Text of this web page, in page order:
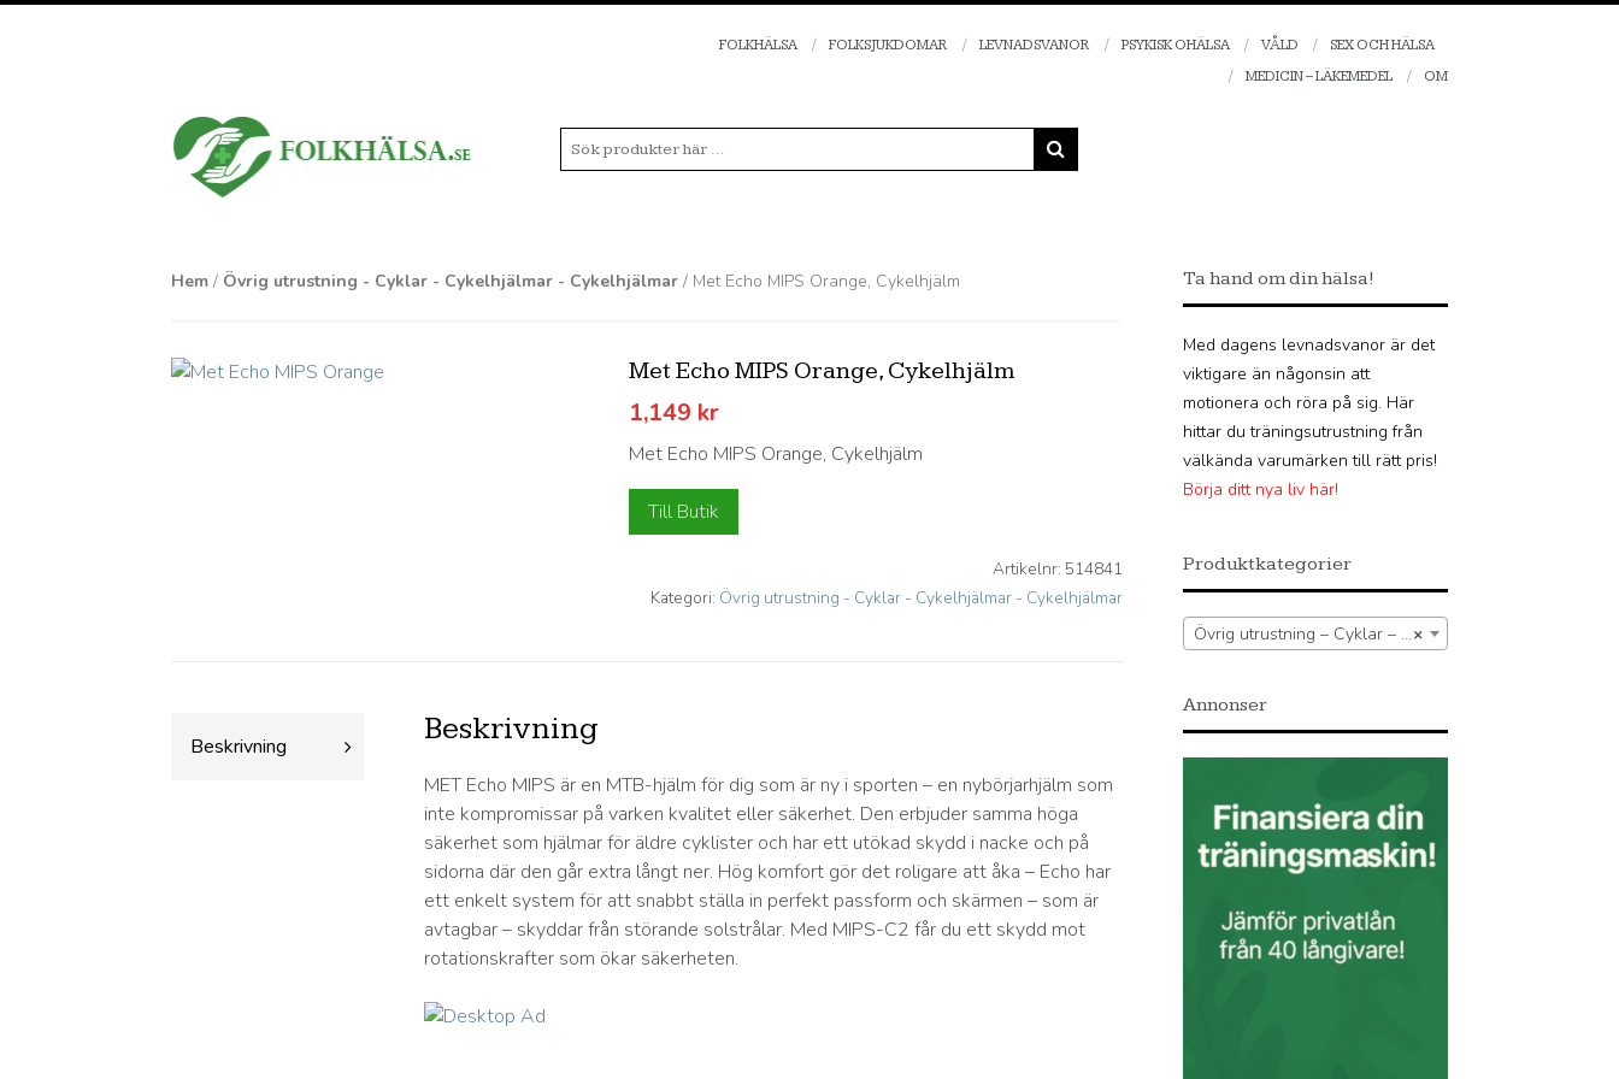
FOLKHÄLSA FOLKSJUKDOMAR LEVNADSVANOR PSYKISK OHÄLSA VÅLD
SEX OCH HÄLSA
MEDICIN – LÄKEMEDEL
OM
Hem / Övrig utrustning - Cyklar - Cykelhjälmar - Cykelhjälmar / Met Echo MIPS Orange, Cykelhjälm
Met Echo MIPS Orange, Cykelhjälm
1,149 kr
Met Echo MIPS Orange, Cykelhjälm
Till Butik
Artikelnr: 514841
Kategori: Övrig utrustning - Cyklar - Cykelhjälmar - Cykelhjälmar
Beskrivning Beskrivning
MET Echo MIPS är en MTB-hjälm för dig som är ny i sporten – en nybörjarhjälm som
inte kompromissar på varken kvalitet eller säkerhet. Den erbjuder samma höga
säkerhet som hjälmar för äldre cyklister och har ett utökad skydd i nacke och på
sidorna där den går extra långt ner. Hög komfort gör det roligare att åka – Echo har
ett enkelt system för att snabbt ställa in perfekt passform och skärmen – som är
avtagbar – skyddar från störande solstrålar. Med MIPS-C2 får du ett skydd mot
rotationskrafter som ökar säkerheten.
Ta hand om din hälsa!
Med dagens levnadsvanor är det
viktigare än någonsin att
motionera och röra på sig. Här
hittar du träningsutrustning från
välkända varumärken till rätt pris!
Börja ditt nya liv här!
Produktkategorier
×
Övrig utrustning – Cyklar – Cykelhjälmar – Cykelhjälmar
Annonser